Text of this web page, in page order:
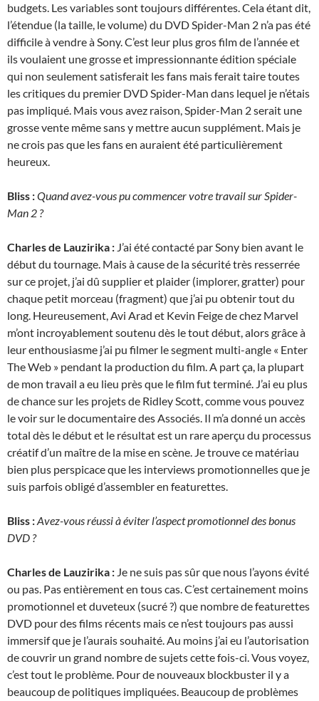
budgets. Les variables sont toujours différentes. Cela étant dit,
l’étendue (la taille, le volume) du DVD Spider-Man 2 n’a pas été
difficile à vendre à Sony. C’est leur plus gros film de l’année et
ils voulaient une grosse et impressionnante édition spéciale
qui non seulement satisferait les fans mais ferait taire toutes
les critiques du premier DVD Spider-Man dans lequel je n’étais
pas impliqué. Mais vous avez raison, Spider-Man 2 serait une
grosse vente même sans y mettre aucun supplément. Mais je
ne crois pas que les fans en auraient été particulièrement
heureux.
Bliss :Quand avez-vous pu commencer votre travail sur Spider-
Man 2 ?
Charles de Lauzirika : J’ai été contacté par Sony bien avant le
début du tournage. Mais à cause de la sécurité très resserrée
sur ce projet, j’ai dû supplier et plaider (implorer, gratter) pour
chaque petit morceau (fragment) que j’ai pu obtenir tout du
long. Heureusement, Avi Arad et Kevin Feige de chez Marvel
m’ont incroyablement soutenu dès le tout début, alors grâce à
leur enthousiasme j’ai pu filmer le segment multi-angle « Enter
The Web » pendant la production du film. A part ça, la plupart
de mon travail a eu lieu près que le film fut terminé. J’ai eu plus
de chance sur les projets de Ridley Scott, comme vous pouvez
le voir sur le documentaire des Associés. Il m’a donné un accès
total dès le début et le résultat est un rare aperçu du processus
créatif d’un maître de la mise en scène. Je trouve ce matériau
bien plus perspicace que les interviews promotionnelles que je
suis parfois obligé d’assembler en featurettes.
Bliss :Avez-vous réussi à éviter l’aspect promotionnel des bonus
DVD ?
Charles de Lauzirika : Je ne suis pas sûr que nous l’ayons évité
ou pas. Pas entièrement en tous cas. C’est certainement moins
promotionnel et duveteux (sucré ?) que nombre de featurettes
DVD pour des films récents mais ce n’est toujours pas aussi
immersif que je l’aurais souhaité. Au moins j’ai eu l’autorisation
de couvrir un grand nombre de sujets cette fois-ci. Vous voyez,
c’est tout le problème. Pour de nouveaux blockbuster il y a
beaucoup de politiques impliquées. Beaucoup de problèmes